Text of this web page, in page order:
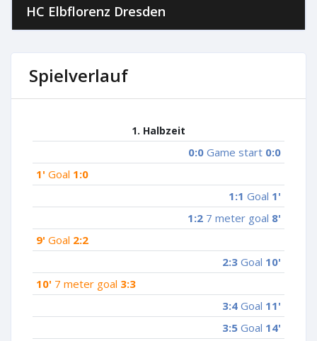
HC Elbflorenz Dresden
Spielverlauf
1. Halbzeit
0:0 Game start 0:0
1' Goal 1:0
1:1 Goal 1'
1:2 7 meter goal 8'
9' Goal 2:2
2:3 Goal 10'
10' 7 meter goal 3:3
3:4 Goal 11'
3:5 Goal 14'